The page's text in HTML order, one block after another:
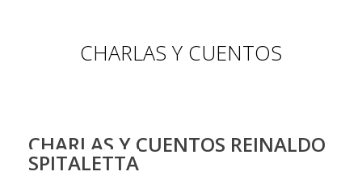
CHARLAS Y CUENTOS
CHARLAS Y CUENTOS REINALDO
SPITALETTA